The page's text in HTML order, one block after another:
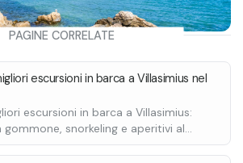
PAGINE CORRELATE
escursioni in barca a Villasimius nel
escursioni in barca a Villasimius:
gommone, snorkeling e aperitivi al
Scoprile tutte.